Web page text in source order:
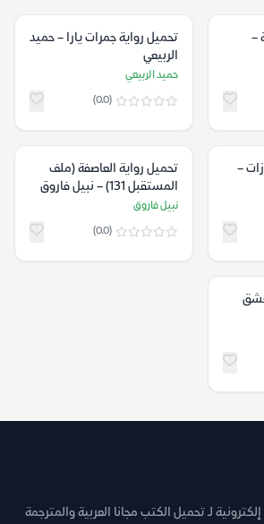
–
تحميل رواية جمرات يارا – حميد
الربيعي
حميد الربيعي
(0.0)
–
تحميل رواية العاصفة (ملف
المستقبل 131) – نبيل فاروق
نبيل فاروق
(0.0)
لـ تحميل الكتب مجانا العربية والمترجمة